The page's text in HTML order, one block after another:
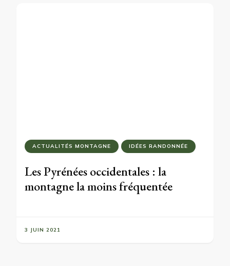
ACTUALITÉS MONTAGNE IDÉES RANDONNÉE
Les Pyrénées occidentales : la
montagne la moins fréquentée
3 JUIN 2021